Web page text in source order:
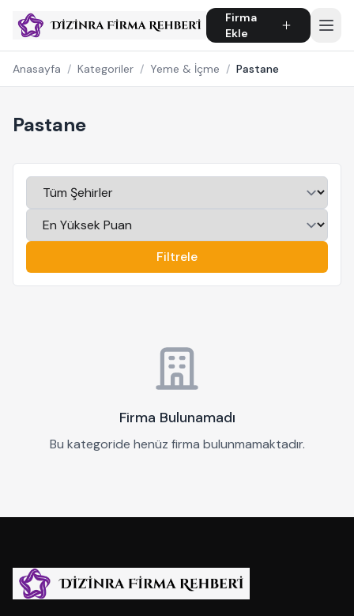
Firma
Ekle
Anasayfa / Kategoriler / Yeme & İçme / Pastane
Pastane
Filtrele
Firma Bulunamadı
Bu kategoride henüz firma bulunmamaktadır.